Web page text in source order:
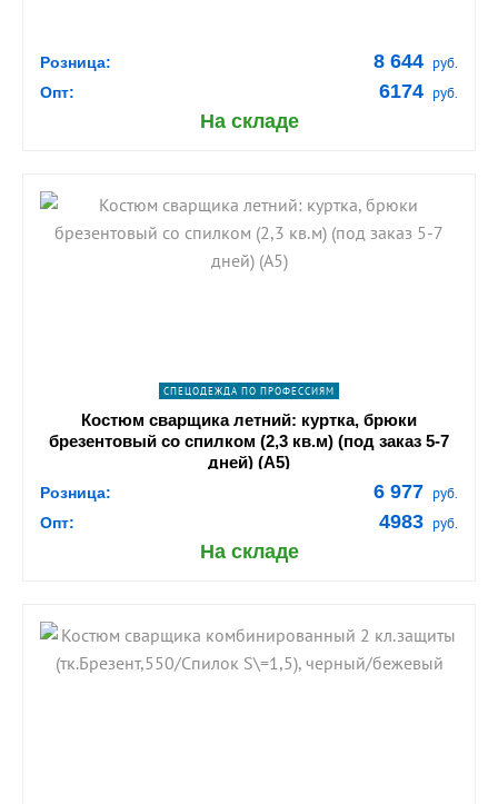
Розница: 8 644 руб.
Опт: 6174 руб.
На складе
shopping_cart В КОРЗИНУ
navigate_next
ПОДРОБНЕЕ
СПЕЦОДЕЖДА ПО ПРОФЕССИЯМ
Костюм сварщика летний: куртка, брюки
брезентовый со спилком (2,3 кв.м) (под заказ 5-7
дней) (А5)
Розница: 6 977 руб.
Опт: 4983 руб.
На складе
shopping_cart В КОРЗИНУ